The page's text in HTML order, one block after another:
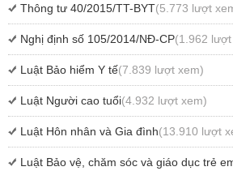
Thông tư 40/2015/TT-BYT(5.773 lượt
Nghị định số 105/2014/NĐ-CP(1.962
Luật Bảo hiểm Y tế(7.839 lượt xem)
Luật Người cao tuổi(4.932 lượt xem)
Luật Hôn nhân và Gia đình(13.910 lượt
Luật Bảo vệ, chăm sóc và giáo dục trẻ